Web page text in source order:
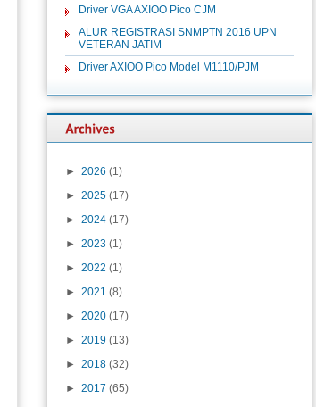
Driver VGA AXIOO Pico CJM
ALUR REGISTRASI SNMPTN 2016 UPN
VETERAN JATIM
Driver AXIOO Pico Model M1110/PJM
► 2026 (1)
► 2025 (17)
► 2024 (17)
► 2023 (1)
► 2022 (1)
► 2021 (8)
► 2020 (17)
► 2019 (13)
► 2018 (32)
► 2017 (65)